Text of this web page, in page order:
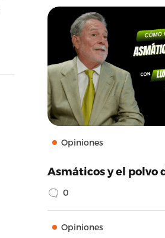
Opiniones
Asmáticos y el polvo
0
Opiniones